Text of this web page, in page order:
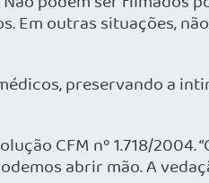
Em outras situações,
preservando a
CFM nº 1.718/2004.
abrir mão. A